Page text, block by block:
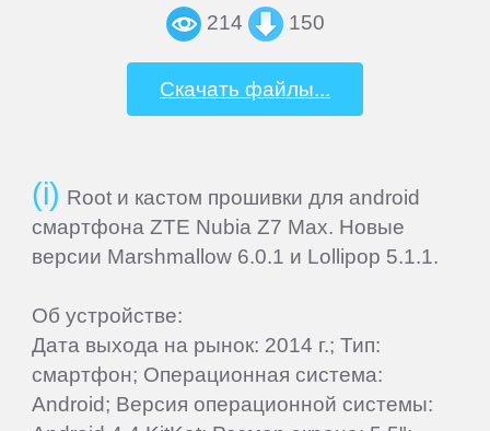
214 150
Скачать файлы...
Root и кастом прошивки для android
смартфона ZTE Nubia Z7 Max. Новые
версии Marshmallow 6.0.1 и Lollipop 5.1.1.
Об устройстве:
Дата выхода на рынок: 2014 г.; Тип:
смартфон; Операционная система:
Android; Версия операционной системы:
QUMO
RitzViva
RugGear